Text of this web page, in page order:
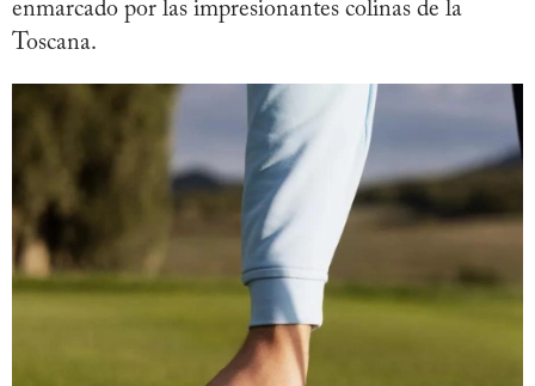
enmarcado por las impresionantes colinas de la
Toscana.